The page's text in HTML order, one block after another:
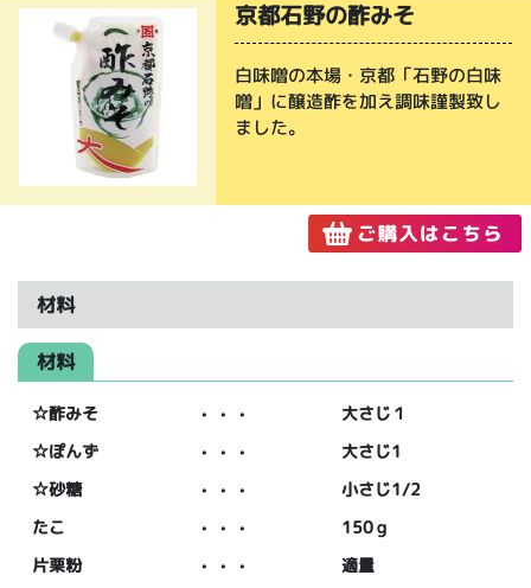
京都石野の酢みそ
白味噌の本場・京都「石野の白味
噌」に醸造酢を加え調味謹製致し
ました。
材料
材料
☆酢みそ ・・・
大さじ１
☆ぽんず
・・・
大さじ1
☆砂糖
・・・
小さじ1/2
たこ
・・・
150ｇ
片栗粉
・・・
適量